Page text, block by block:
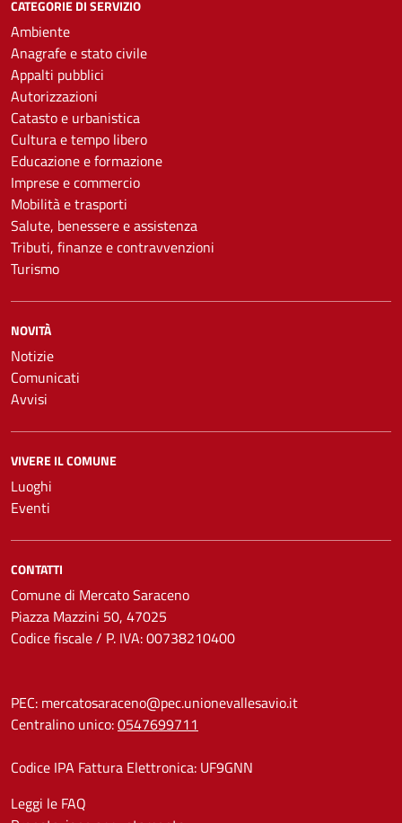
CATEGORIE DI SERVIZIO
Ambiente
Anagrafe e stato civile
Appalti pubblici
Autorizzazioni
Catasto e urbanistica
Cultura e tempo libero
Educazione e formazione
Imprese e commercio
Mobilità e trasporti
Salute, benessere e assistenza
Tributi, finanze e contravvenzioni
Turismo
NOVITÀ
Notizie
Comunicati
Avvisi
VIVERE IL COMUNE
Luoghi
Eventi
CONTATTI
Comune di Mercato Saraceno
Piazza Mazzini 50, 47025
Codice fiscale / P. IVA: 00738210400
PEC: mercatosaraceno@pec.unionevallesavio.it
Centralino unico:0547699711
Codice IPA Fattura Elettronica: UF9GNN
Leggi le FAQ